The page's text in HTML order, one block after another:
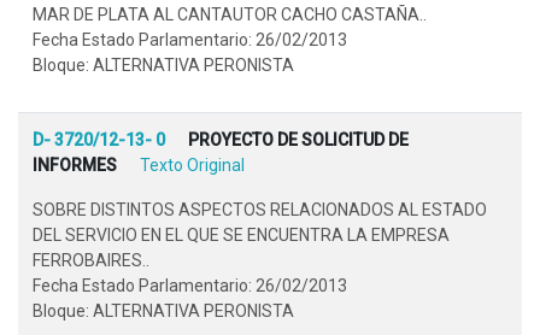
MAR DE PLATA AL CANTAUTOR CACHO CASTAÑA..
Fecha Estado Parlamentario: 26/02/2013
Bloque: ALTERNATIVA PERONISTA
D- 3720/12-13- 0
PROYECTO DE SOLICITUD DE
INFORMES
Texto Original
SOBRE DISTINTOS ASPECTOS RELACIONADOS AL ESTADO
DEL SERVICIO EN EL QUE SE ENCUENTRA LA EMPRESA
FERROBAIRES..
Fecha Estado Parlamentario: 26/02/2013
Bloque: ALTERNATIVA PERONISTA